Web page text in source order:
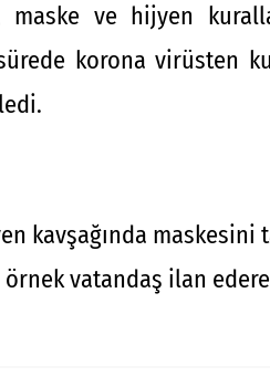
maske ve hijyen
korona virüsten
kavşağında maskesini
örnek vatandaş ilan